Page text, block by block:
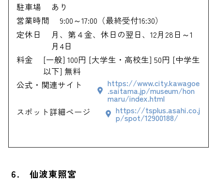
駐車場
あり
営業時間
9:00～17:00（最終受付16:30）
定休日
月、第４金、休日の翌日、12月28日～1
月4日
料金
[一般] 100円 [大学生・高校生] 50円 [中学生
以下] 無料
公式・関連サイト
https://www.city.kawagoe
.saitama.jp/museum/hon
maru/index.html
スポット詳細ページ
https://tsplus.asahi.co.j
p/spot/12900188/
6. 仙波東照宮